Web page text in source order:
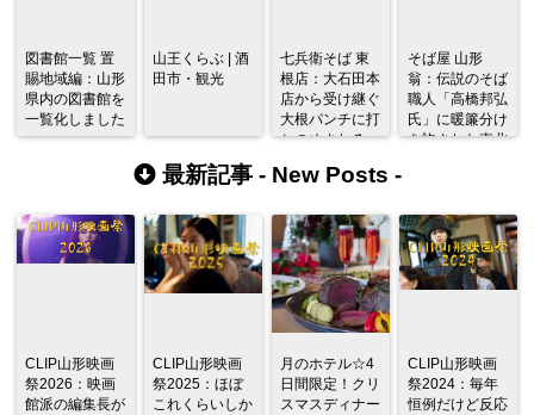
図書館一覧 置
賜地域編：山形
県内の図書館を
一覧化しました
山王くらぶ | 酒
田市・観光
七兵衛そば 東
根店：大石田本
店から受け継ぐ
大根パンチに打
ちのめされる
そば屋 山形
翁：伝説のそば
職人「高橋邦弘
氏」に暖簾分け
を許された東北
最新記事 - New Posts -
CLIP山形映画
祭2026：映画
館派の編集長が
CLIP山形映画
祭2025：ほぼ
これくらいしか
月のホテル☆4
日間限定！クリ
スマスディナー
CLIP山形映画
祭2024：毎年
恒例だけど反応